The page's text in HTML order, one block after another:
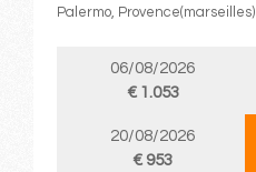
Palermo, Provence(marseilles)
06/08/2026
€ 1.053
20/08/2026
€ 953